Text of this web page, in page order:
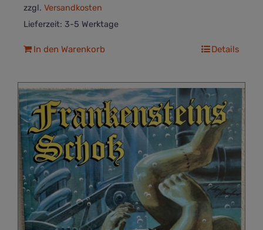
zzgl. Versandkosten
Lieferzeit: 3-5 Werktage
In den Warenkorb Details